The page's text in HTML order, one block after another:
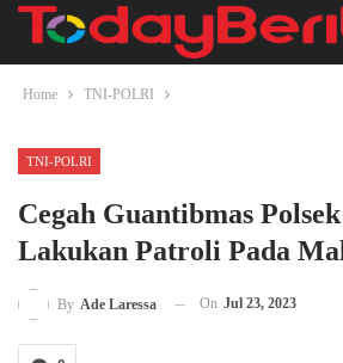
Home TNI-POLRI
TNI-POLRI
Cegah Guantibmas
Lakukan Patroli Pada
By Ade Laressa On Jul 23, 2023